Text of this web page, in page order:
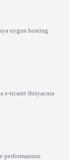
uygun hosting
e-ticaret ihtiyacına
performansını